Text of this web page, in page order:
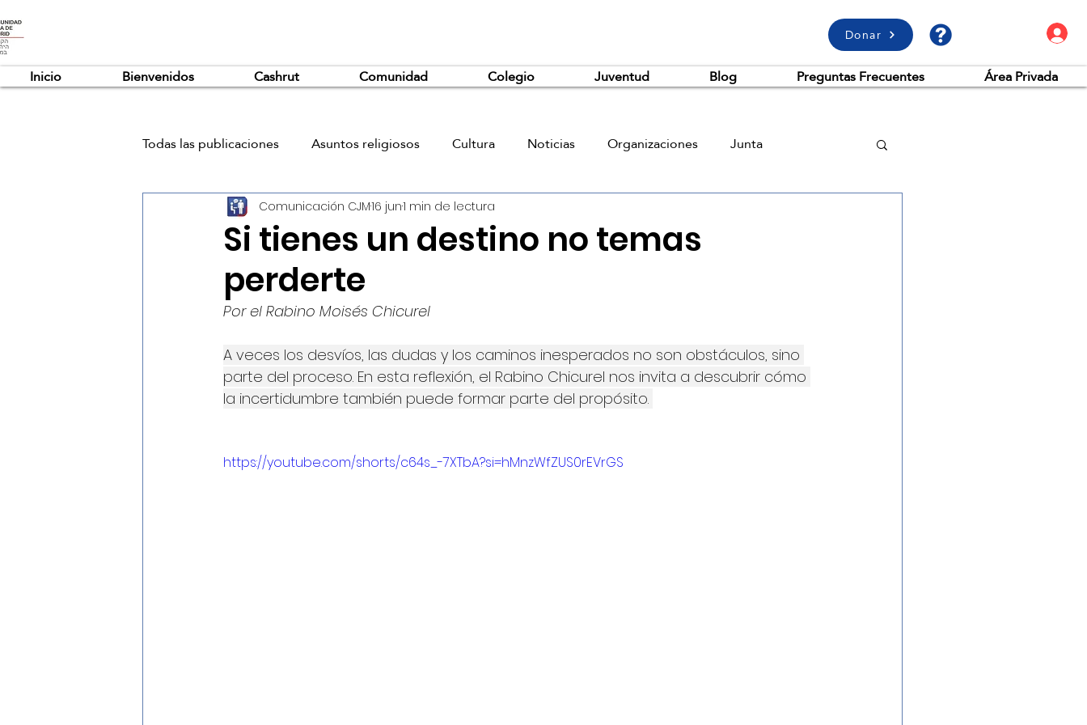
Donar
Inicio Bienvenidos Cashrut Comunidad Colegio Juventud Blog Preguntas Frecuentes Área Privada
Todas las publicaciones Asuntos religiosos Cultura Noticias Organizaciones Junta
Si tienes un destino no temas
perderte
Comunicación CJM16 jun1 min de lectura
Por el Rabino Moisés Chicurel
A veces los desvíos, las dudas y los caminos inesperados no son obstáculos, sino
parte del proceso. En esta reflexión, el Rabino Chicurel nos invita a descubrir cómo
la incertidumbre también puede formar parte del propósito.
https://youtube.com/shorts/c64s_-7XTbA?si=hMnzWfZUS0rEVrGS